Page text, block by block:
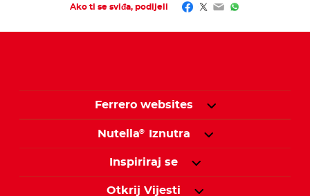
Ako ti se sviđa, podijeli Facebook
Twitter
EmailWhatsApp
Ferrero websites
Nutella® Iznutra
Inspiriraj se
Otkrij Vijesti